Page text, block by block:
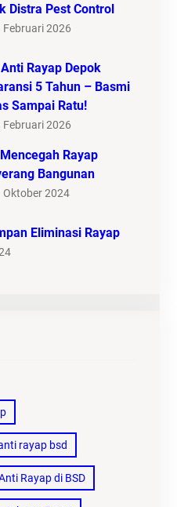
Distra Pest Control
Februari 2026
Rayap Depok
5 Tahun – Basmi
Sampai Ratu!
Februari 2026
Rayap
Bangunan
Oktober 2024
Eliminasi Rayap
rayap bsd
Rayap di BSD